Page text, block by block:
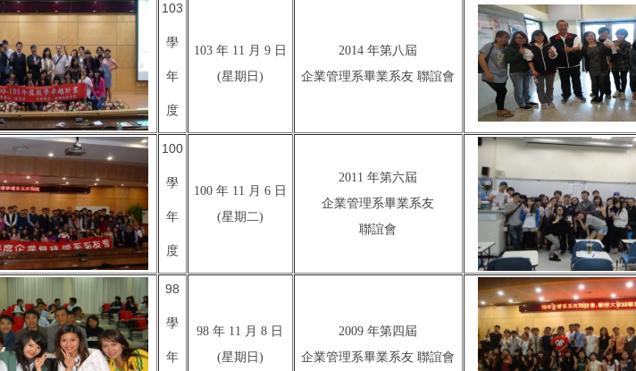
103
學
年
度
103 年 11 月 9 日
(星期日)
2014 年第八屆
企業管理系畢業系友 聯誼會
100
學
年
度
100 年 11 月 6 日
(星期二)
2011 年第六屆
企業管理系畢業系友
聯誼會
98
學
年
98 年 11 月 8 日
(星期日)
2009 年第四屆
企業管理系畢業系友 聯誼會